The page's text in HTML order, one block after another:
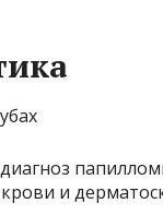
и